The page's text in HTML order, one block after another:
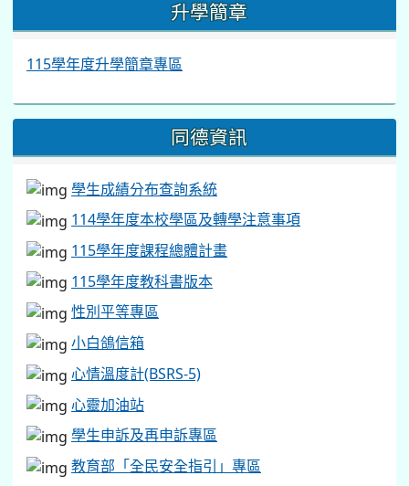
升學簡章
115學年度升學簡章專區
同德資訊
學生成績分布查詢系統
114學年度本校學區及轉學注意事項
115學年度課程總體計畫
115學年度教科書版本
性別平等專區
小白鴿信箱
心情溫度計(BSRS-5)
心靈加油站
學生申訴及再申訴專區
教育部「全民安全指引」專區